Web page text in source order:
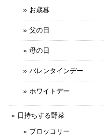
お歳暮
父の日
母の日
バレンタインデー
ホワイトデー
日持ちする野菜
ブロッコリー